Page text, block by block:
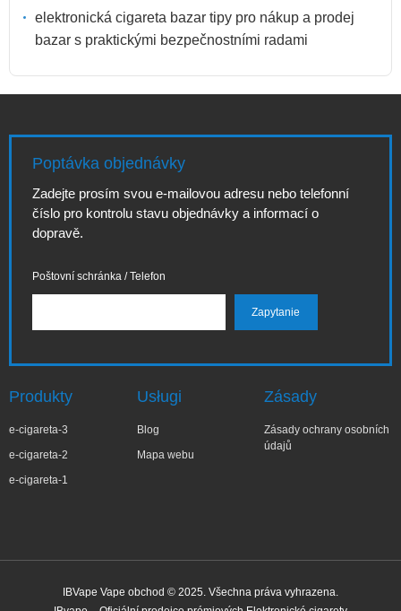
elektronická cigareta bazar tipy pro nákup a prodej
bazar s praktickými bezpečnostními radami
Poptávka objednávky
Zadejte prosím svou e-mailovou adresu nebo telefonní
číslo pro kontrolu stavu objednávky a informací o
dopravě.
Poštovní schránka / Telefon
Produkty
e-cigareta-3
e-cigareta-2
e-cigareta-1
Usługi
Blog
Mapa webu
Zásady
Zásady ochrany osobních
údajů
IBVape Vape obchod © 2025. Všechna práva vyhrazena.